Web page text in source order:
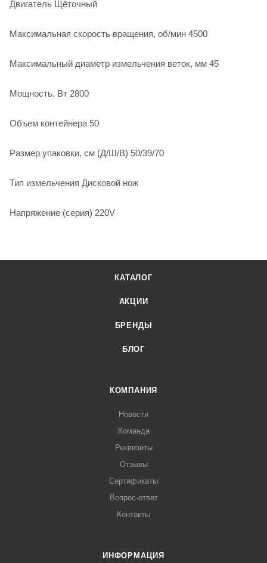
Двигатель Щёточный
Максимальная скорость вращения, об/мин 4500
Максимальный диаметр измельчения веток, мм 45
Мощность, Вт 2800
Объем контейнера 50
Размер упаковки, см (Д/Ш/В) 50/39/70
Тип измельчения Дисковой нож
Напряжение (серия) 220V
КАТАЛОГ
АКЦИИ
БРЕНДЫ
БЛОГ
КОМПАНИЯ
Новости
Команда
Реквизиты
Отзывы
Сертификаты
Вопрос-ответ
Контакты
ИНФОРМАЦИЯ